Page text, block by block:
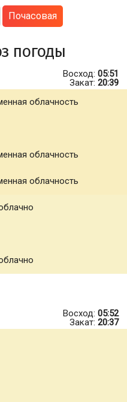
Почасовая
погоды
Восход: 05:51
Закат: 20:39
облачность
облачность
облачность
Восход: 05:52
Закат: 20:37